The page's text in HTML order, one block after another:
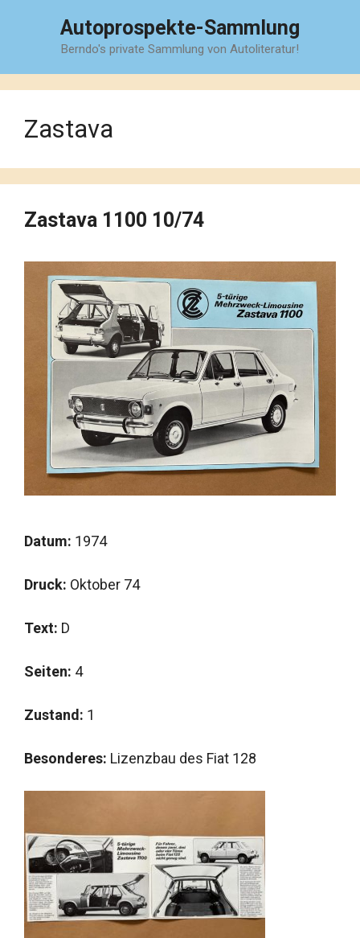
Autoprospekte-Sammlung
Berndo's private Sammlung von Autoliteratur!
Zastava
Zastava 1100 10/74
Datum: 1974
Druck: Oktober 74
Text: D
Seiten: 4
Zustand: 1
Besonderes: Lizenzbau des Fiat 128